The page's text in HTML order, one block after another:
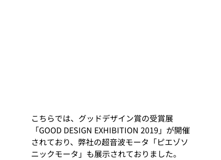
こちらでは、グッドデザイン賞の受賞展
「GOOD DESIGN EXHIBITION 2019」が開催
されており、弊社の超音波モータ「ピエゾソ
ニックモータ」も展示されておりました。